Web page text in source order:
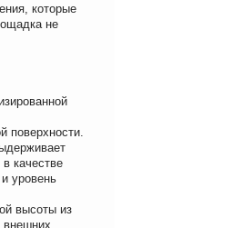
которые
не
поверхности.
качестве
уровень
высоты из
внешних